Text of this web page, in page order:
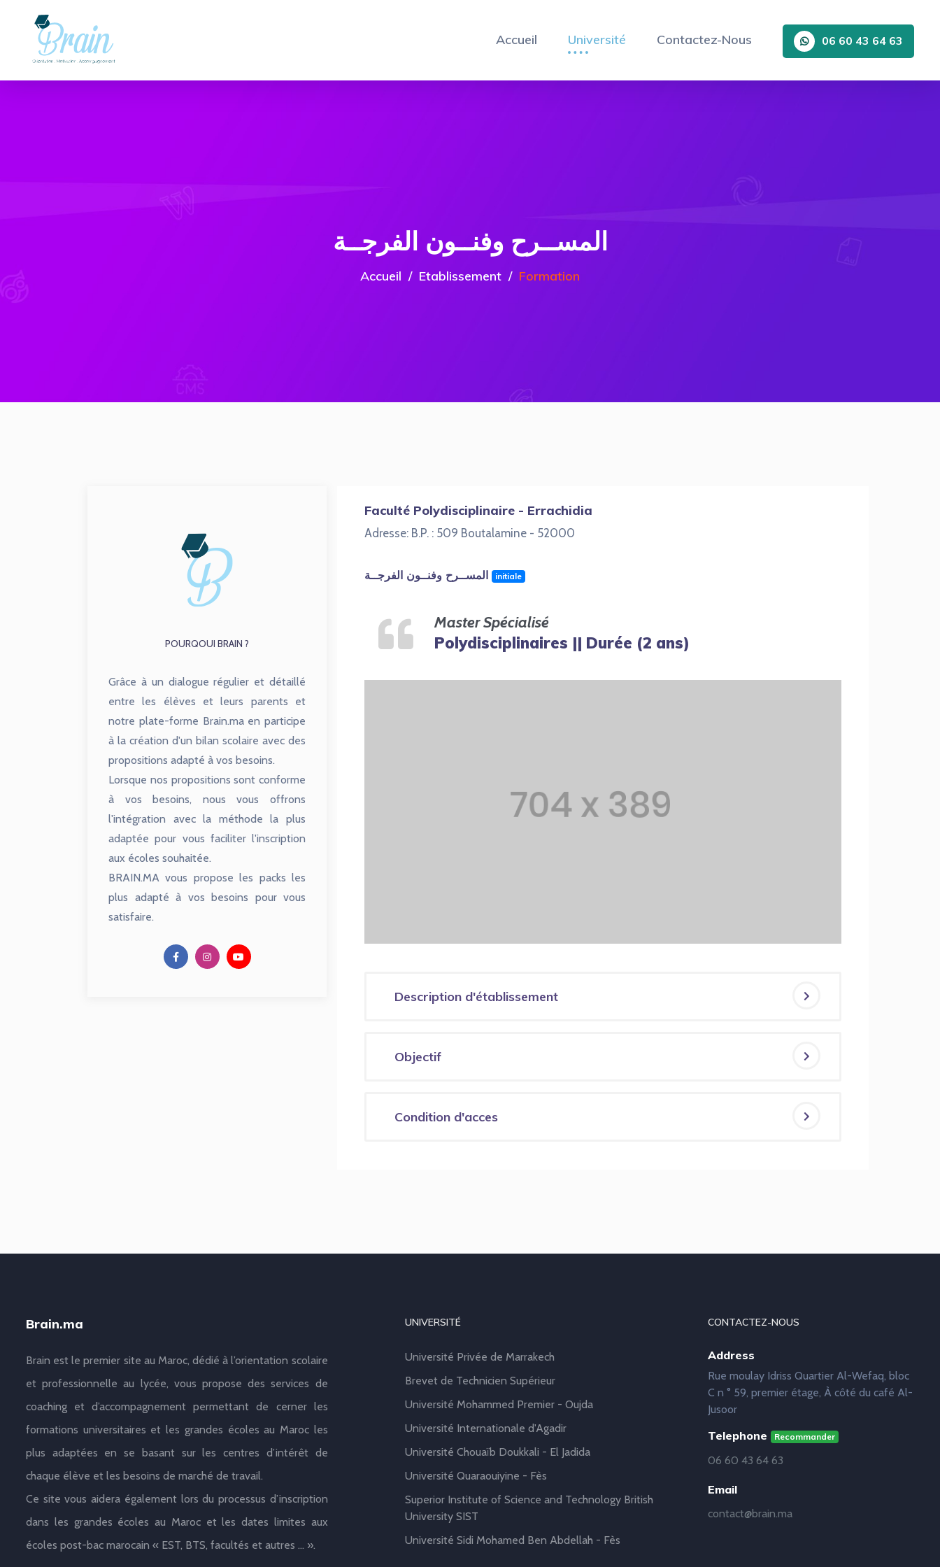
Accueil Université Contactez-Nous 06 60 43 64 63
المســرح وفنــون الفرجــة
Accueil Etablissement Formation
POURQOUI BRAIN ?
Grâce à un dialogue régulier et détaillé
entre les élèves et leurs parents et
notre plate-forme Brain.ma en participe
à la création d'un bilan scolaire avec des
propositions adapté à vos besoins.
Lorsque nos propositions sont conforme
à vos besoins, nous vous offrons
l'intégration avec la méthode la plus
adaptée pour vous faciliter l'inscription
aux écoles souhaitée.
BRAIN.MA vous propose les packs les
plus adapté à vos besoins pour vous
satisfaire.
Faculté Polydisciplinaire - Errachidia
Adresse: B.P. : 509 Boutalamine - 52000
initiale
Master Spécialisé
Polydisciplinaires || Durée (2 ans)
Description d'établissement
Objectif
Condition d'acces
Brain.ma
Brain est le premier site au Maroc, dédié à l’orientation scolaire
et professionnelle au lycée, vous propose des services de
coaching et d’accompagnement permettant de cerner les
formations universitaires et les grandes écoles au Maroc les
plus adaptées en se basant sur les centres d’intérêt de
chaque élève et les besoins de marché de travail.
Ce site vous aidera également lors du processus d’inscription
dans les grandes écoles au Maroc et les dates limites aux
écoles post-bac marocain « EST, BTS, facultés et autres … ».
UNIVERSITÉ
Université Privée de Marrakech
Brevet de Technicien Supérieur
Université Mohammed Premier - Oujda
Université Internationale d'Agadir
Université Chouaïb Doukkali - El Jadida
Université Quaraouiyine - Fès
Superior Institute of Science and Technology British
University SIST
Université Sidi Mohamed Ben Abdellah - Fès
CONTACTEZ-NOUS
Address
Rue moulay Idriss Quartier Al-Wefaq, bloc
C n ° 59, premier étage, À côté du café Al-
Jusoor
Telephone Recommander
06 60 43 64 63
Email
contact@brain.ma